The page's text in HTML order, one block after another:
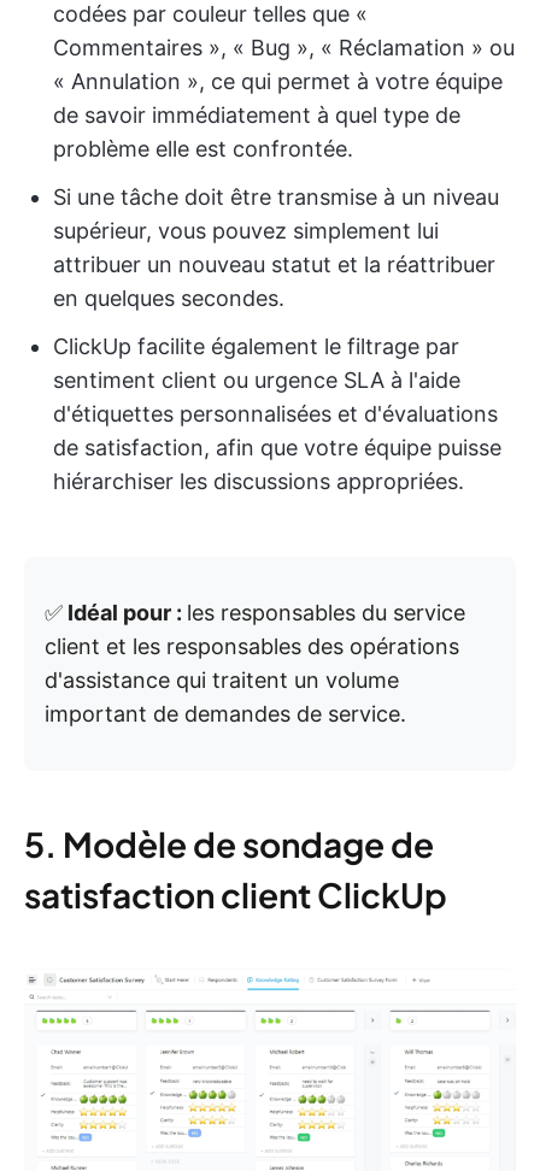
codées par couleur telles que «
Commentaires », « Bug », « Réclamation » ou
« Annulation », ce qui permet à votre équipe
de savoir immédiatement à quel type de
problème elle est confrontée.
Si une tâche doit être transmise à un niveau
supérieur, vous pouvez simplement lui
attribuer un nouveau statut et la réattribuer
en quelques secondes.
ClickUp facilite également le filtrage par
sentiment client ou urgence SLA à l'aide
d'étiquettes personnalisées et d'évaluations
de satisfaction, afin que votre équipe puisse
hiérarchiser les discussions appropriées.
✅ Idéal pour : les responsables du service
client et les responsables des opérations
d'assistance qui traitent un volume
important de demandes de service.
5. Modèle de sondage de
satisfaction client ClickUp